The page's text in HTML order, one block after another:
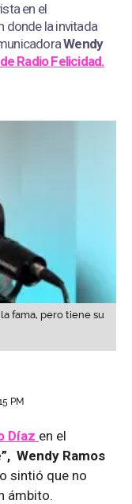
en el
donde la invitada
Wendy
Radio Felicidad.
fama, pero tiene su
PM
Díaz en el
Wendy Ramos
sintió que no
ámbito.